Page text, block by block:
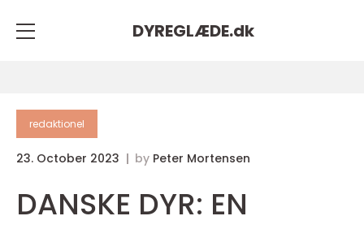
DYREGLÆDE.dk
redaktionel
23. October 2023 by Peter Mortensen
DANSKE DYR: EN